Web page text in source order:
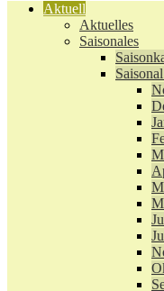
Aktuell
Aktuelles
Saisonales